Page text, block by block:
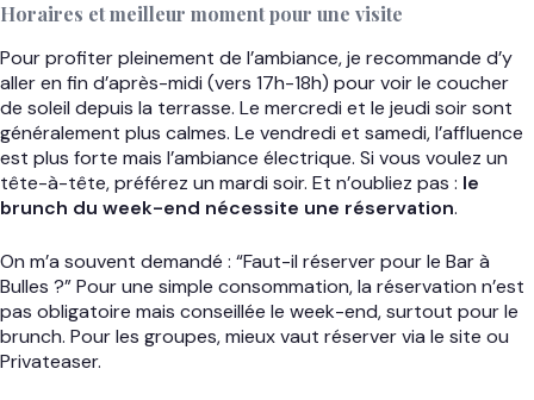
Horaires et meilleur moment pour une visite
Pour profiter pleinement de l’ambiance, je recommande d’y
aller en fin d’après-midi (vers 17h-18h) pour voir le coucher
de soleil depuis la terrasse. Le mercredi et le jeudi soir sont
généralement plus calmes. Le vendredi et samedi, l’affluence
est plus forte mais l’ambiance électrique. Si vous voulez un
tête-à-tête, préférez un mardi soir. Et n’oubliez pas : le
brunch du week-end nécessite une réservation.
On m’a souvent demandé : “Faut-il réserver pour le Bar à
Bulles ?” Pour une simple consommation, la réservation n’est
pas obligatoire mais conseillée le week-end, surtout pour le
brunch. Pour les groupes, mieux vaut réserver via le site ou
Privateaser.